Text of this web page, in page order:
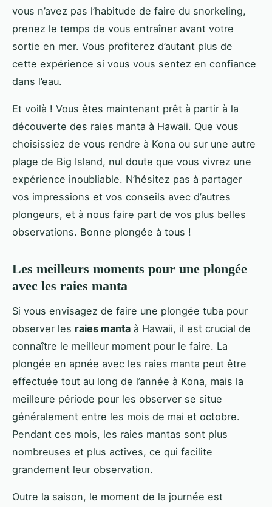
vous n’avez pas l’habitude de faire du snorkeling,
prenez le temps de vous entraîner avant votre
sortie en mer. Vous profiterez d’autant plus de
cette expérience si vous vous sentez en confiance
dans l’eau.
Et voilà ! Vous êtes maintenant prêt à partir à la
découverte des raies manta à Hawaii. Que vous
choisissiez de vous rendre à Kona ou sur une autre
plage de Big Island, nul doute que vous vivrez une
expérience inoubliable. N’hésitez pas à partager
vos impressions et vos conseils avec d’autres
plongeurs, et à nous faire part de vos plus belles
observations. Bonne plongée à tous !
Les meilleurs moments pour une plongée
avec les raies manta
Si vous envisagez de faire une plongée tuba pour
observer les raies manta à Hawaii, il est crucial de
connaître le meilleur moment pour le faire. La
plongée en apnée avec les raies manta peut être
effectuée tout au long de l’année à Kona, mais la
meilleure période pour les observer se situe
généralement entre les mois de mai et octobre.
Pendant ces mois, les raies mantas sont plus
nombreuses et plus actives, ce qui facilite
grandement leur observation.
Outre la saison, le moment de la journée est